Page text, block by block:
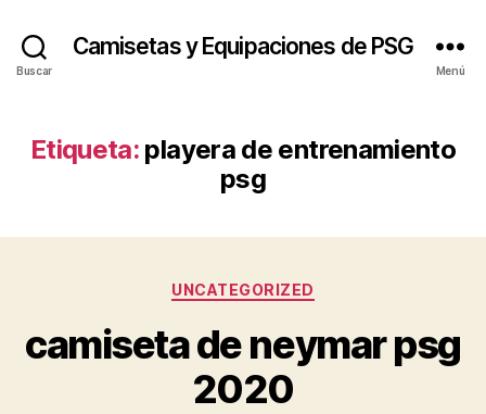
Buscar
Camisetas y Equipaciones de PSG
Menú
Etiqueta: playera de entrenamiento
psg
Categorías
UNCATEGORIZED
camiseta de neymar psg
2020